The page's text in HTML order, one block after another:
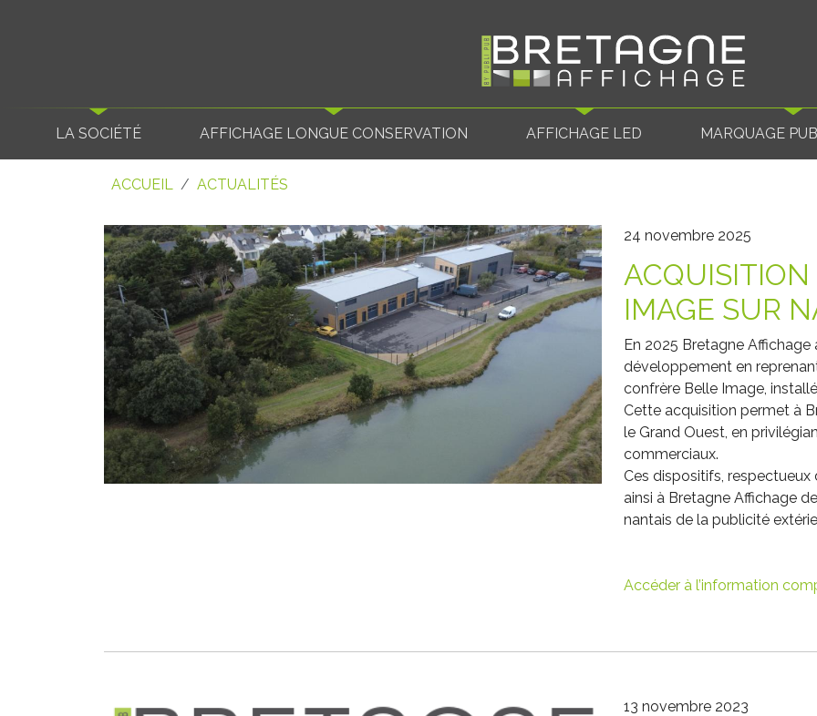
LA SOCIÉTÉ AFFICHAGE LONGUE CONSERVATION AFFICHAGE LED MARQUAGE
ACCUEIL ACTUALITÉS
24 novembre 2025
IMAGE SUR
En 2025 Bretagne
développement en
confrère Belle Image,
Cette acquisition permet à
le Grand Ouest, en
commerciaux.
Ces dispositifs,
ainsi à Bretagne Affichage
nantais de la publicité
Accéder à l’information
13 novembre 2023